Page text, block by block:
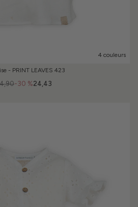
4 couleurs
- PRINT LEAVES 423
-30 %24,43